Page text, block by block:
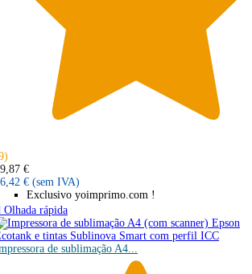
€
€ (sem IVA)
Exclusivo yoimprimo.com !
Olhada rápida
de sublimação A4...